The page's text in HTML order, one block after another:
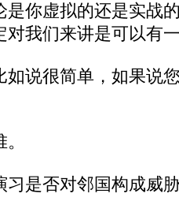
是你虚拟的还是实战
对我们来讲是可以有
说很简单，如果说
是否对邻国构成威